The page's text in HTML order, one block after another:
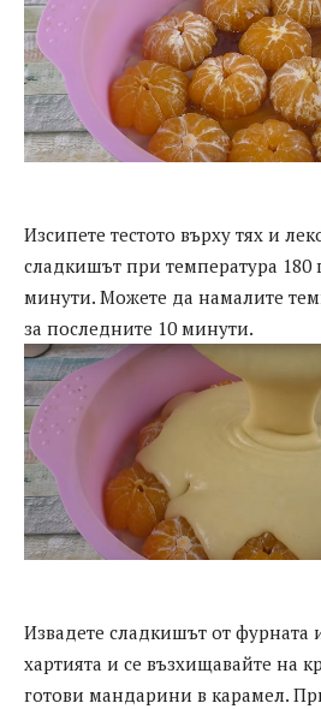
Изсипете тестото върху тях и
сладкишът при температура 180
минути. Можете да намалите
за последните 10 минути.
Извадете сладкишът от фурната
хартията и се възхищавайте на
готови мандарини в карамел.